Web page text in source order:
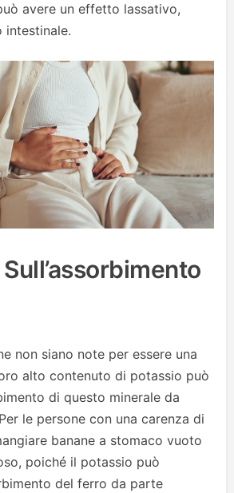
avere un effetto lassativo,
intestinale.
non siano note per essere una
alto contenuto di potassio può
di questo minerale da
le persone con una carenza di
banane a stomaco vuoto
poiché il potassio può
del ferro da parte